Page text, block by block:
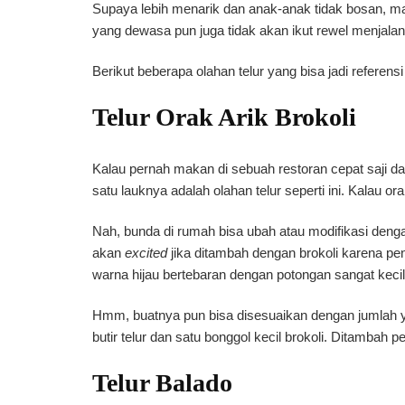
Supaya lebih menarik dan anak-anak tidak bosan,
yang dewasa pun juga tidak akan ikut rewel
Berikut beberapa olahan telur yang bisa jadi
Telur Orak Arik Brokoli
Kalau pernah makan di sebuah restoran cepat saji
satu lauknya adalah olahan telur seperti ini. Kalau
Nah, bunda di rumah bisa ubah atau modifikasi
akan excited jika ditambah dengan brokoli karena
warna hijau bertebaran dengan potongan sangat
Hmm, buatnya pun bisa disesuaikan dengan
butir telur dan satu bonggol kecil brokoli. Ditambah
Telur Balado